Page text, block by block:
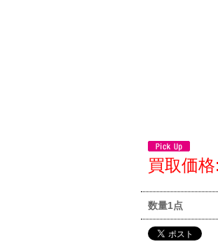
買取価格:
数量1点